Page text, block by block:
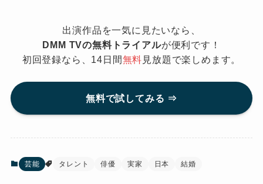
出演作品を一気に見たいなら、
DMM TVの無料トライアルが便利です！
初回登録なら、14日間無料 見放題で楽しめます。
無料で試してみる ⇒
芸能 タレント 俳優 実家 日本 結婚